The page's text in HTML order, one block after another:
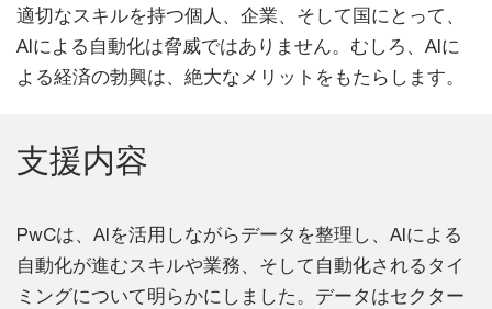
適切なスキルを持つ個人、企業、そして国にとって、
AIによる自動化は脅威ではありません。むしろ、AIに
よる経済の勃興は、絶大なメリットをもたらします。
支援内容
PwCは、AIを活用しながらデータを整理し、AIによる
自動化が進むスキルや業務、そして自動化されるタイ
ミングについて明らかにしました。データはセクター